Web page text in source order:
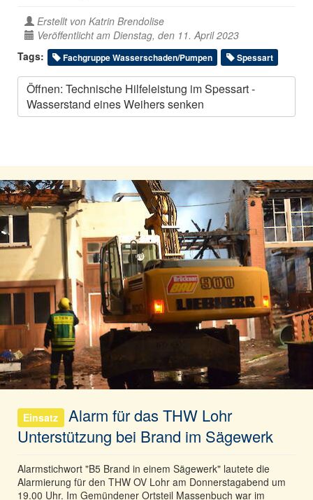
Erstellt von Katrin Brendolise
Veröffentlicht am Dienstag, den 11. April 2023
Tags:
Fachgruppe Wasserschaden/Pumpen Spessart
Öffnen: Technische Hilfeleistung im Spessart -
Wasserstand eines Weihers senken
Einsatz
Alarm für das THW Lohr
Unterstützung bei Brand im Sägewerk
Alarmstichwort "B5 Brand in einem Sägewerk" lautete die
Alarmierung für den THW OV Lohr am Donnerstagabend um
19.00 Uhr. Im Gemündener Ortsteil Massenbuch war im